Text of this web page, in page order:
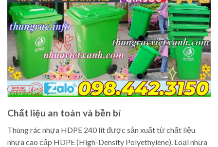
Chất liệu an toàn và bền bỉ
Thùng rác nhựa HDPE 240 lít được sản xuất từ chất liệu
nhựa cao cấp HDPE (High-Density Polyethylene). Loại nhựa